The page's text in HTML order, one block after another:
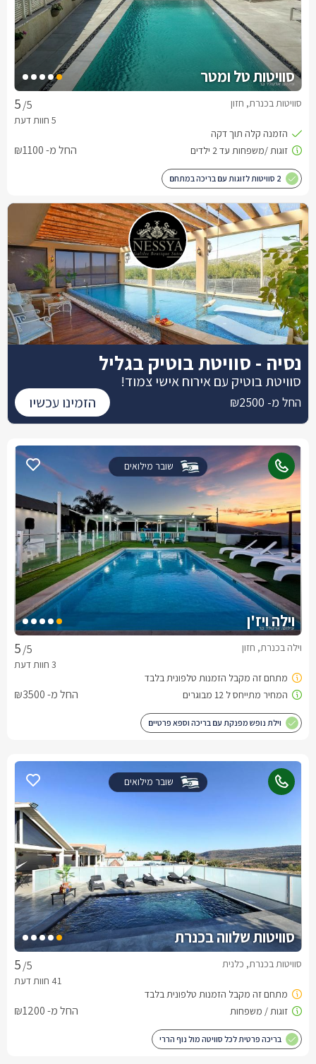
סוויטות טל ומטר
/5 סוויטות בכנרת, חזון
החל מ- ₪1100
2 סוויטות לזוגות עם בריכה במתחם
שובר מילואים
וילה ויז'ן
/5 וילה בכנרת, חזון
החל מ- ₪3500
וילת נופש מפנקת עם בריכה וספא פרטיים
שובר מילואים
סוויטות שלווה בכנרת
/5 סוויטות בכנרת, כלנית
החל מ- ₪1200
בריכה פרטית לכל סוויטה מול נוף הררי
נסיה - סוויטת בוטיק בגליל
סוויטת בוטיק עם אירוח אישי צמוד!
החל מ- ₪2500 הזמינו עכשיו